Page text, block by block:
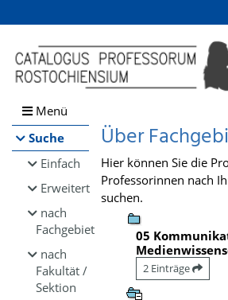
Browsen
direkt zum Inhalt
Menü
Suche
Einfach
Erweitert
nach
Fachgebiet
nach
Fakultät /
Sektion
Über
Hier können Sie die
Professorinnen nach
suchen.
05
2 Einträge